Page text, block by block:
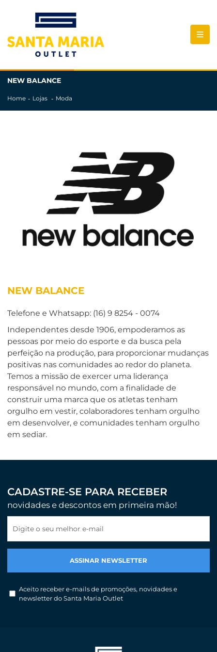
NEW BALANCE
Home Lojas Moda
NEW BALANCE
Telefone e Whatsapp: (16) 9 8254 - 0074
Independentes desde 1906, empoderamos as
pessoas por meio do esporte e da busca pela
perfeição na produção, para proporcionar mudanças
positivas nas comunidades ao redor do planeta.
Temos a missão de exercer uma liderança
responsável no mundo, com a finalidade de
construir uma marca que os atletas tenham
orgulho em vestir, colaboradores tenham orgulho
em desenvolver, e comunidades tenham orgulho
em sediar.
CADASTRE-SE PARA RECEBER
novidades e descontos em primeira mão!
Digite o seu melhor e-mail
Aceito receber e-mails de promoções, novidades e
newsletter do Santa Maria Outlet